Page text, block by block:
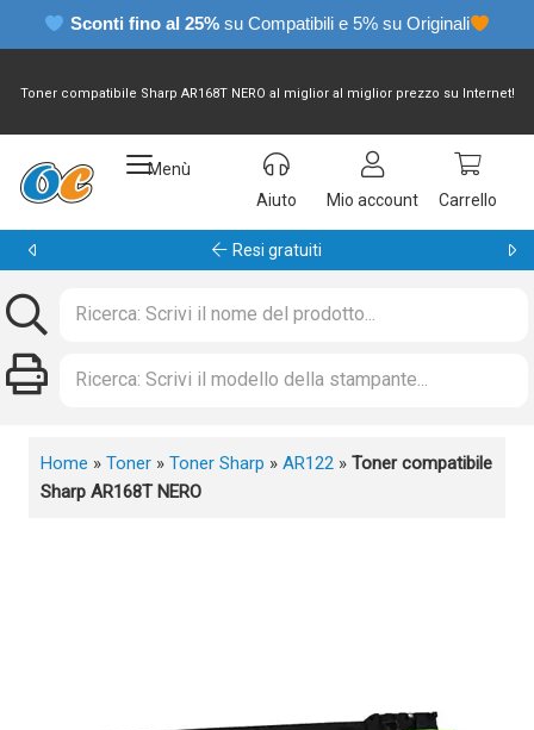
Sconti fino al 25% su Compatibili e 5% su Originali
Toner compatibile Sharp AR168T NERO al miglior al miglior prezzo su Internet!
Menù
Aiuto
Mio account Carrello
Garanzia 24 mesi
Home » Toner » Toner Sharp » AR122 » Toner compatibile
Sharp AR168T NERO